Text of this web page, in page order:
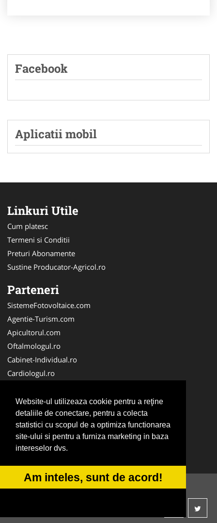
Website-ul utilizeaza cookie pentru a reţine
detaliile de conectare, pentru a colecta
statistici cu scopul de a optimiza functionarea
site-ului si pentru a furniza marketing in baza
intereselor dvs.
Am inteles, sunt de acord!
Facebook
Aplicatii mobil
Linkuri Utile
Cum platesc
Termeni si Conditii
Preturi Abonamente
Sustine Producator-Agricol.ro
Parteneri
SistemeFotovoltaice.com
Agentie-Turism.com
Apicultorul.com
Oftalmologul.ro
Cabinet-Individual.ro
Cardiologul.ro
CramaVinuri.ro
Centru-Copiere.ro
CentruInchirieri.ro
Medic-Bun.com
© 2014-2026 -ANPC SOL